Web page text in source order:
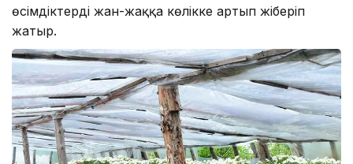
өсімдіктерді жан-жаққа көлікке артып жіберіп
жатыр.